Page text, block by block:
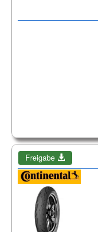
Freigabe